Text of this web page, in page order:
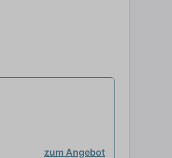
zum Angebot